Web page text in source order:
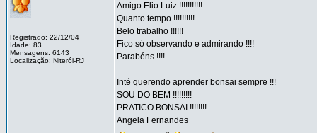
Registrado: 22/12/04
Idade: 83
Mensagens: 6143
Localização: Niterói-RJ
Amigo Elio Luiz !!!!!!!!!!!
Quanto tempo !!!!!!!!!!
Belo trabalho !!!!!!
Fico só observando e admirando !!!!
Parabéns !!!!
Inté querendo aprender bonsai sempre !!!
SOU DO BEM !!!!!!!!!
PRATICO BONSAI !!!!!!!!
Angela Fernandes